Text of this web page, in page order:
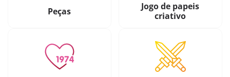
Peças
Jogo de papeis
criativo